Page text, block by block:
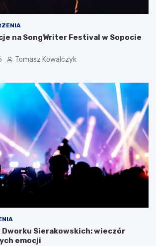
na SongWriter Festival w Sopocie
Tomasz Kowalczyk
Sierakowskich: wieczór
emocji